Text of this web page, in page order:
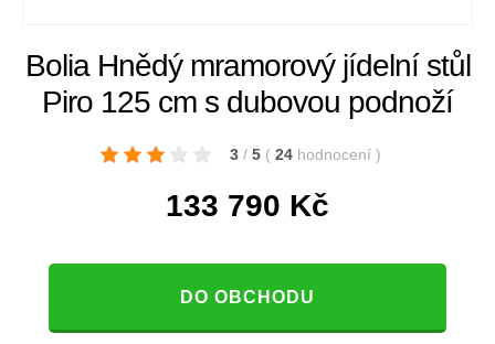
Bolia Hnědý mramorový jídelní stůl
Piro 125 cm s dubovou podnoží
3 / 5 ( 24 hodnocení )
133 790 Kč
DO OBCHODU